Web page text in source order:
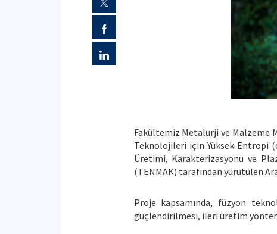
Fakültemiz Metalurji ve Malzeme
Teknolojileri için Yüksek-Entropi
Üretimi, Karakterizasyonu ve
(TENMAK) tarafından yürütülen
Proje kapsamında, füzyon
güçlendirilmesi, ileri üretim